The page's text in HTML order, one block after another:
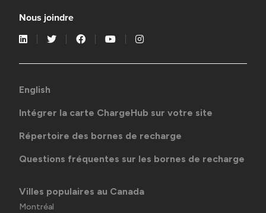
Nous joindre
English
Intégrer la carte ChargeHub sur votre site
Répertoire des bornes de recharge
Questions fréquentes sur les bornes de recharge
Villes populaires au Canada
Montréal